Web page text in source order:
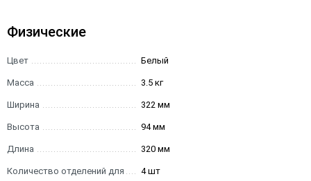
Физические
Цвет Белый
Масса 3.5 кг
Ширина 322 мм
Высота 94 мм
Длина 320 мм
Количество отделений для
4 шт